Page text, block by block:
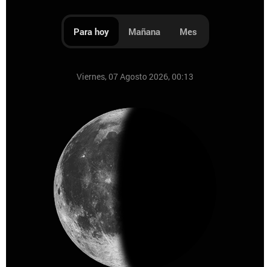
Para hoy Mañana Mes
Viernes, 07 Agosto 2026, 00:13